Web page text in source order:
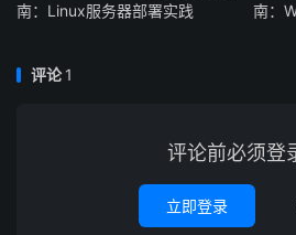
南：Linux服务器部署实践
南：
评论1
评论前必须登
立即登录